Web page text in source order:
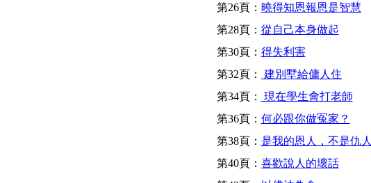
第26頁： 曉得知恩報恩是智慧
第28頁： 從自己本身做起
第30頁： 得失利害
第32頁：
建別墅給傭人住
第34頁：
現在學生會打老師
第36頁： 何必跟你做冤家？
第38頁： 是我的恩人，不是仇
第40頁： 喜歡說人的壞話